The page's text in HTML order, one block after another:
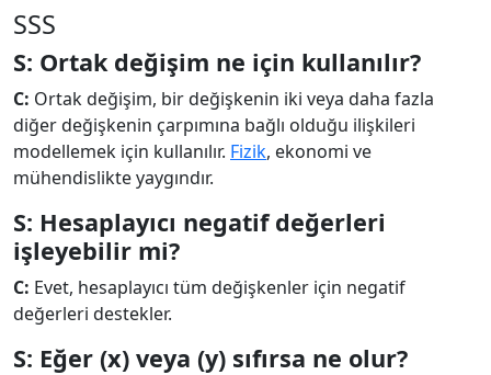
SSS
S: Ortak değişim ne için kullanılır?
C: Ortak değişim, bir değişkenin iki veya daha fazla
diğer değişkenin çarpımına bağlı olduğu ilişkileri
modellemek için kullanılır. Fizik, ekonomi ve
mühendislikte yaygındır.
S: Hesaplayıcı negatif değerleri
işleyebilir mi?
C: Evet, hesaplayıcı tüm değişkenler için negatif
değerleri destekler.
S: Eğer (x) veya (y) sıfırsa ne olur?